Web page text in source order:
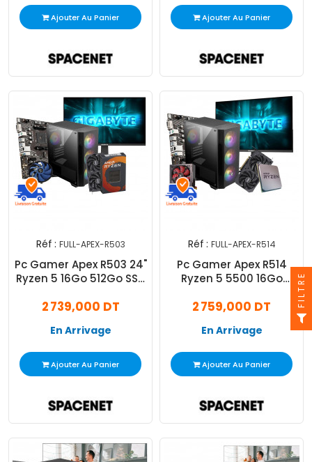
Ajouter Au Panier Ajouter Au Panier
Réf : FULL-APEX-R503
Pc Gamer Apex R503 24"
Ryzen 5 16Go 512Go SSD
2 739,000 DT
En Arrivage
Ajouter Au Panier
Réf : FULL-APEX-R514
Pc Gamer Apex R514
Ryzen 5 5500 16Go
512Go SSD RTX 5050 8Go
2 759,000 DT
En Arrivage
Ajouter Au Panier
FILTRE